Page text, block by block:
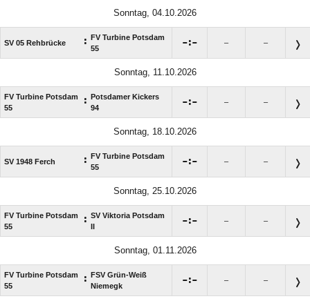
Sonntag, 04.10.2026
SV 05 Rehbrücke : FV Turbine Potsdam
55
: – –
Sonntag, 11.10.2026
FV Turbine Potsdam
55
: Potsdamer Kickers
94
: – –
Sonntag, 18.10.2026
SV 1948 Ferch : FV Turbine Potsdam
55
: – –
Sonntag, 25.10.2026
FV Turbine Potsdam
55
: SV Viktoria Potsdam
II
: – –
Sonntag, 01.11.2026
FV Turbine Potsdam
55
: FSV Grün-Weiß
Niemegk
: – –